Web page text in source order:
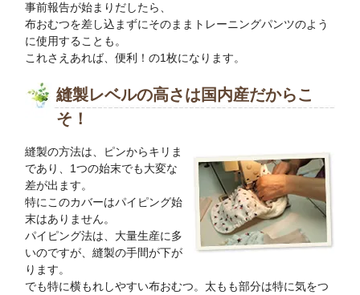
事前報告が始まりだしたら、
布おむつを差し込まずにそのままトレーニングパンツのよう
に使用することも。
これさえあれば、便利！の1枚になります。
縫製レベルの高さは国内産だからこ
そ！
縫製の方法は、ピンからキリま
であり、1つの始末でも大変な
差が出ます。
特にこのカバーはパイピング始
末はありません。
パイピング法は、大量生産に多
いのですが、縫製の手間が下が
ります。
でも特に横もれしやすい布おむつ。太もも部分は特に気をつ